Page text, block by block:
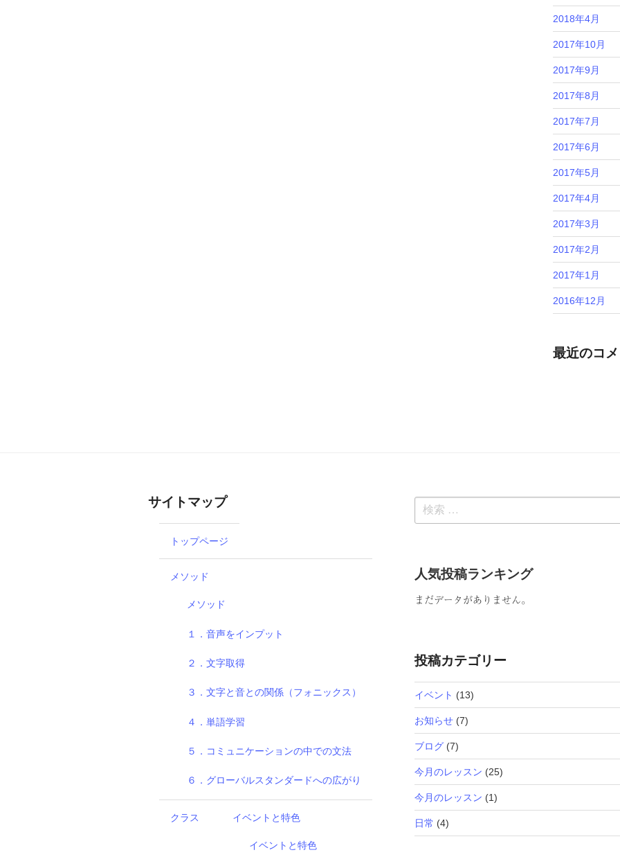
2018年4月
2017年10月
2017年9月
2017年8月
2017年7月
2017年6月
2017年5月
2017年4月
2017年3月
2017年2月
2017年1月
2016年12月
最近のコ
サイトマップ
トップページ
メソッド
メソッド
１．音声をインプット
２．文字取得
３．文字と音との関係（フォニックス）
４．単語学習
５．コミュニケーションの中での文法
６．グローバルスタンダードへの広がり
クラス イベントと特色
イベントと特色
検
索:
人気投稿ランキング
まだデータがありません。
投稿カテゴリー
イベント (13)
お知らせ(7)
ブログ(7)
今月のレッスン (25)
今月のレッスン (1)
日常 (4)